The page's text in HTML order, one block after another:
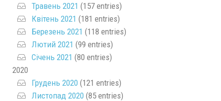
Травень 2021 (157 entries)
Квітень 2021 (181 entries)
Березень 2021 (118 entries)
Лютий 2021 (99 entries)
Січень 2021 (80 entries)
2020
Грудень 2020 (121 entries)
Листопад 2020 (85 entries)